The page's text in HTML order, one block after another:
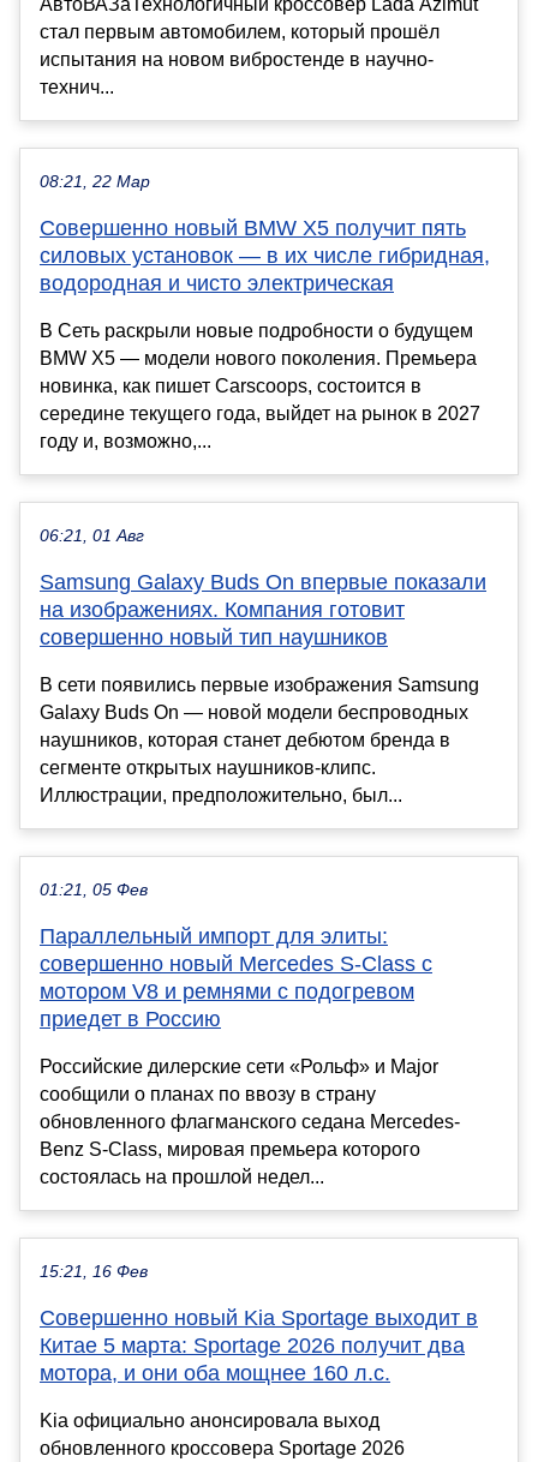
АвтоВАЗаТехнологичный кроссовер Lada Azimut
стал первым автомобилем, который прошёл
испытания на новом вибростенде в научно-
технич...
08:21, 22 Мар
Совершенно новый BMW X5 получит пять
силовых установок — в их числе гибридная,
водородная и чисто электрическая
В Сеть раскрыли новые подробности о будущем
BMW X5 — модели нового поколения. Премьера
новинка, как пишет Carscoops, состоится в
середине текущего года, выйдет на рынок в 2027
году и, возможно,...
06:21, 01 Авг
Samsung Galaxy Buds On впервые показали
на изображениях. Компания готовит
совершенно новый тип наушников
В сети появились первые изображения Samsung
Galaxy Buds On — новой модели беспроводных
наушников, которая станет дебютом бренда в
сегменте открытых наушников-клипс.
Иллюстрации, предположительно, был...
01:21, 05 Фев
Параллельный импорт для элиты:
совершенно новый Mercedes S-Class с
мотором V8 и ремнями с подогревом
приедет в Россию
Российские дилерские сети «Рольф» и Major
сообщили о планах по ввозу в страну
обновленного флагманского седана Mercedes-
Benz S-Class, мировая премьера которого
состоялась на прошлой недел...
15:21, 16 Фев
Совершенно новый Kia Sportage выходит в
Китае 5 марта: Sportage 2026 получит два
мотора, и они оба мощнее 160 л.с.
Kia официально анонсировала выход
обновленного кроссовера Sportage 2026